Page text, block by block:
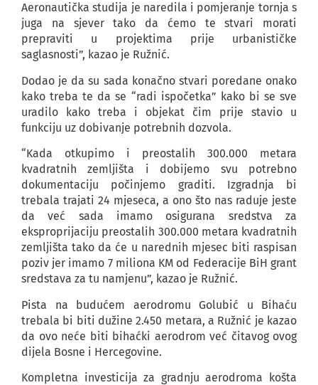
Aeronautička studija je naredila i pomjeranje tornja s
juga na sjever tako da ćemo te stvari morati
prepraviti u projektima prije urbanističke
saglasnosti”, kazao je Ružnić.
Dodao je da su sada konačno stvari poredane onako
kako treba te da se “radi ispočetka” kako bi se sve
uradilo kako treba i objekat čim prije stavio u
funkciju uz dobivanje potrebnih dozvola.
“Kada otkupimo i preostalih 300.000 metara
kvadratnih zemljišta i dobijemo svu potrebno
dokumentaciju počinjemo graditi. Izgradnja bi
trebala trajati 24 mjeseca, a ono što nas raduje jeste
da već sada imamo osigurana sredstva za
eksproprijaciju preostalih 300.000 metara kvadratnih
zemljišta tako da će u narednih mjesec biti raspisan
poziv jer imamo 7 miliona KM od Federacije BiH grant
sredstava za tu namjenu”, kazao je Ružnić.
Pista na budućem aerodromu Golubić u Bihaću
trebala bi biti dužine 2.450 metara, a Ružnić je kazao
da ovo neće biti bihaćki aerodrom već čitavog ovog
dijela Bosne i Hercegovine.
Kompletna investicija za gradnju aerodroma košta